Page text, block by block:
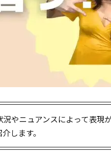
やニュアンスによって表現
します。